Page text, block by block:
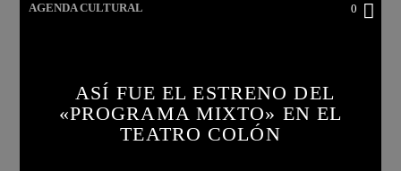
AGENDA CULTURAL 0
ASÍ FUE EL ESTRENO DEL
«PROGRAMA MIXTO» EN EL
TEATRO COLÓN